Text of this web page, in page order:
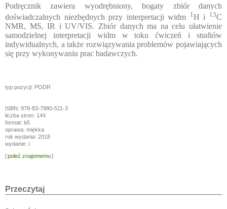
Podręcznik zawiera wyodrębniony, bogaty zbiór danych
doświadczalnych niezbędnych przy interpretacji widm 1H i 13C
NMR, MS, IR i UV/VIS. Zbiór danych ma na celu ułatwienie
samodzielnej interpretacji widm w toku ćwiczeń i studiów
indywidualnych, a także rozwiązywania problemów pojawiających
się przy wykonywaniu prac badawczych.
typ pozycji: PODR
ISBN: 978-83-7880-511-3
liczba stron: 144
format: b5
oprawa: miękka
rok wydania: 2018
wydanie: i
[poleć znajomemu]
Przeczytaj